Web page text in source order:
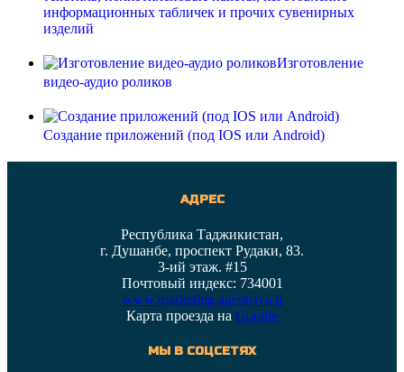
информационных табличек и прочих сувенирных
изделий
Изготовление
видео-аудио роликов
Создание приложений (под IOS или Android)
АДРЕС
Республика Таджикистан,
г. Душанбе, проспект Рудаки, 83.
3-ий этаж. #15
Почтовый индекс: 734001
www.marketing.agentstva.tj
Карта проезда на Google
МЫ В СОЦСЕТЯХ